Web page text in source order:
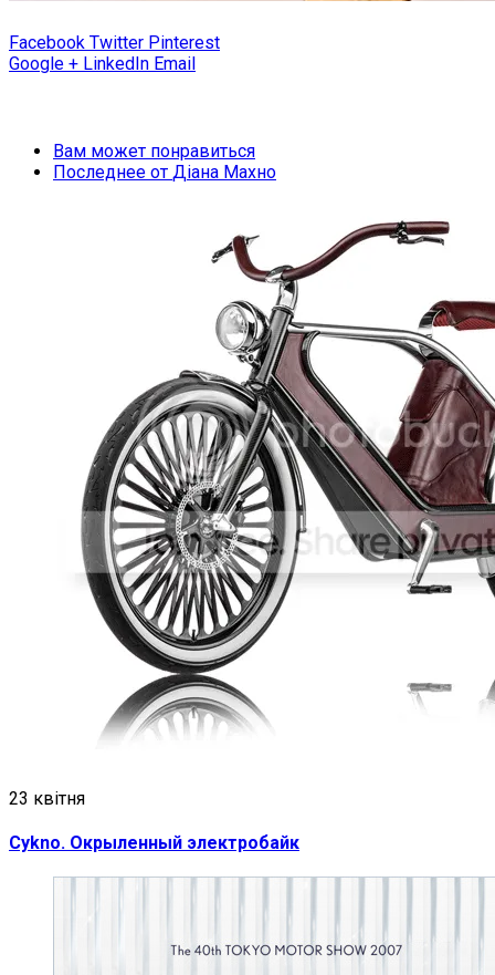
Facebook Twitter Pinterest
Google + LinkedIn Email
Вам может понравиться
Последнее от Діана Махно
23 квітня
Cykno. Окрыленный электробайк